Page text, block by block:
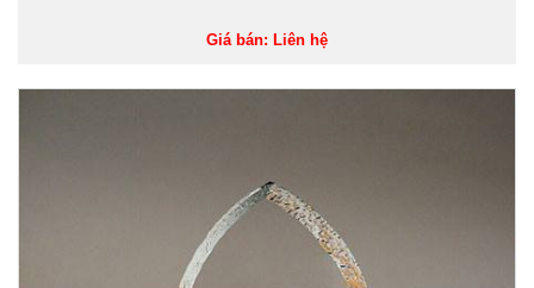
Giá bán: Liên hệ